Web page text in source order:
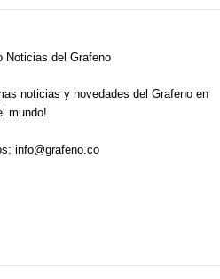
noticias y novedades del Grafeno en
mundo!
info@grafeno.co